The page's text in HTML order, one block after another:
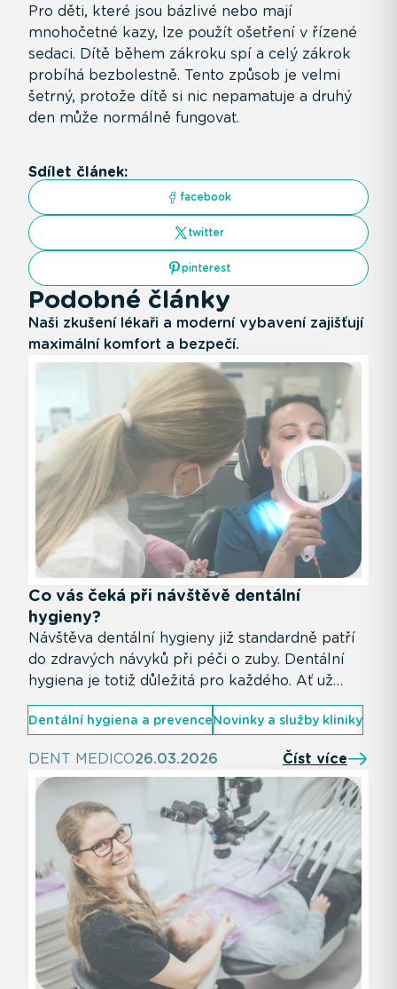
Pro děti, které jsou bázlivé nebo mají
mnohočetné kazy, lze použít ošetření v řízené
sedaci. Dítě během zákroku spí a celý zákrok
probíhá bezbolestně. Tento způsob je velmi
šetrný, protože dítě si nic nepamatuje a druhý
den může normálně fungovat.
Sdílet článek:
facebook
twitter
pinterest
Podobné články
Naši zkušení lékaři a moderní vybavení zajišťují
maximální komfort a bezpečí.
Co vás čeká při návštěvě dentální
hygieny?
Návštěva dentální hygieny již standardně patří
do zdravých návyků při péči o zuby. Dentální
hygiena je totiž důležitá pro každého. Ať už
řešíte konkrétní potíže, nebo jen chcete mít
jistotu, že svým zubům dáváte nejlepší péči.
Dentální hygiena a prevenceNovinky a služby kliniky
DENT MEDICO26.03.2026 Číst více